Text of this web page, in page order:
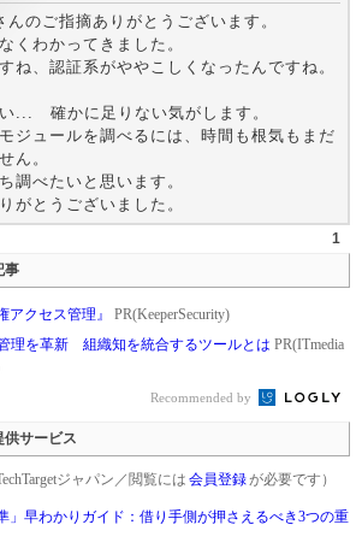
んのご指摘ありがとうございます。
くわかってきました。
ね、認証系がややこしくなったんですね。
... 確かに足りない気がします。
ジュールを調べるには、時間も根気もまだ
ん。
調べたいと思います。
がとうございました。
1
事
アクセス管理』 PR(KeeperSecurity)
理を革新 組織知を統合するツールとは PR(ITmedia
Recommended by
供サービス
ジャパン／閲覧には 会員登録が必要です）
」早わかりガイド：借り手側が押さえるべき3つの重